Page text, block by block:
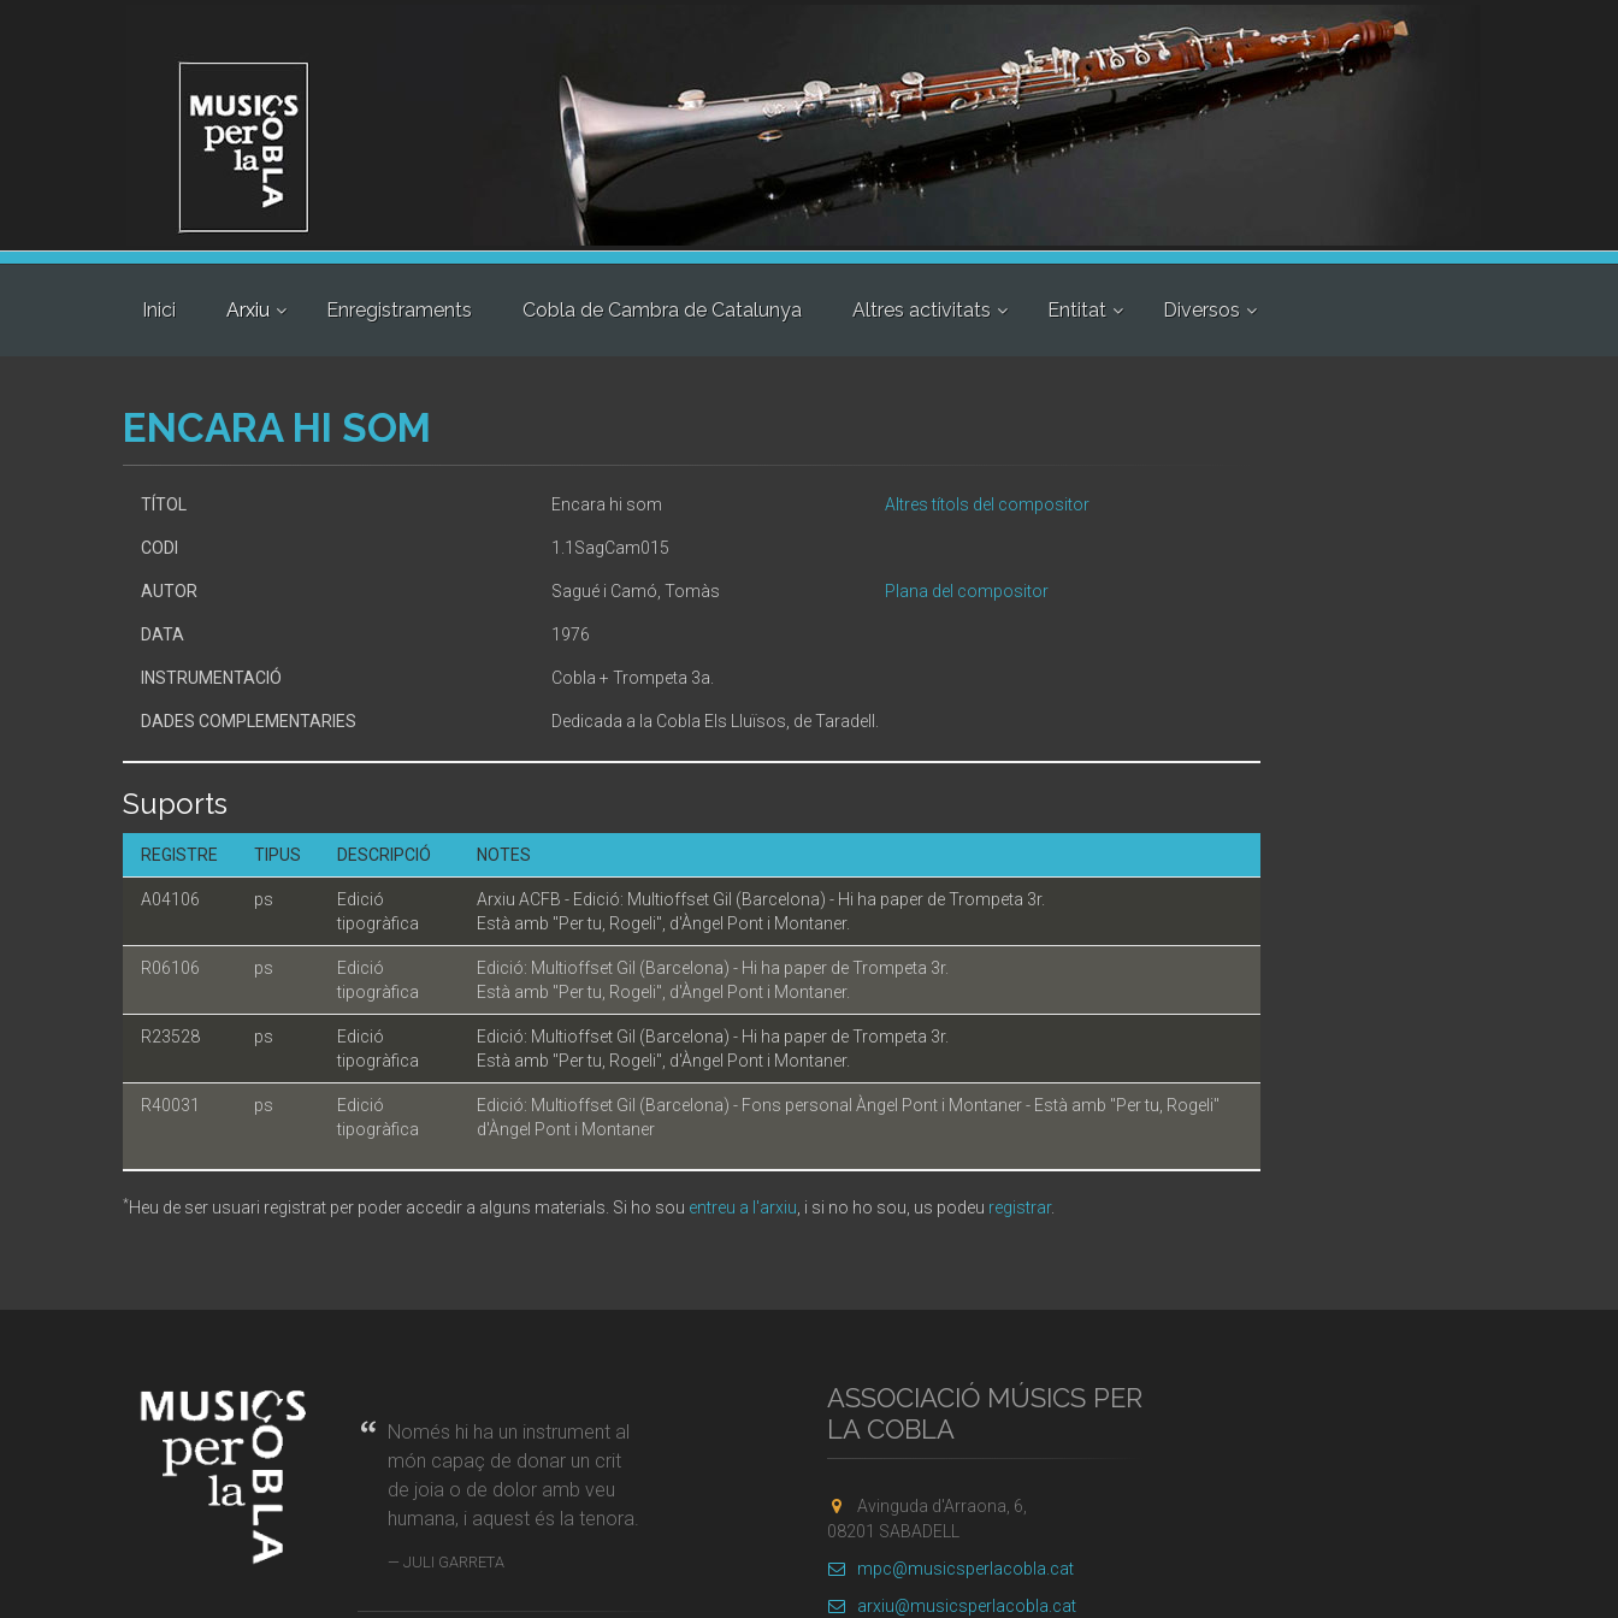
Inici Arxiu Enregistraments Cobla de Cambra de Catalunya Altres activitats Entitat Diversos
ENCARA HI SOM
TÍTOL Encara hi som Altres títols del compositor
CODI 1.1SagCam015
AUTOR Sagué i Camó, Tomàs Plana del compositor
DATA 1976
INSTRUMENTACIÓ Cobla + Trompeta 3a.
DADES COMPLEMENTARIES Dedicada a la Cobla Els Lluïsos, de Taradell.
Suports
REGISTRE TIPUS DESCRIPCIÓ NOTES
A04106 ps
Edició
tipogràfica
Arxiu ACFB - Edició: Multioffset Gil (Barcelona) - Hi ha paper de Trompeta 3r.
Està amb "Per tu, Rogeli", d'Àngel Pont i Montaner.
R06106 ps
Edició
tipogràfica
Edició: Multioffset Gil (Barcelona) - Hi ha paper de Trompeta 3r.
Està amb "Per tu, Rogeli", d'Àngel Pont i Montaner.
R23528 ps
Edició
tipogràfica
Edició: Multioffset Gil (Barcelona) - Hi ha paper de Trompeta 3r.
Està amb "Per tu, Rogeli", d'Àngel Pont i Montaner.
R40031 ps
Edició
tipogràfica
Edició: Multioffset Gil (Barcelona) - Fons personal Àngel Pont i Montaner - Està amb "Per tu, Rogeli"
d'Àngel Pont i Montaner
*Heu de ser usuari registrat per poder accedir a alguns materials. Si ho sou entreu a l'arxiu , i si no ho sou, us podeu registrar.
Només hi ha un instrument al
món capaç de donar un crit
de joia o de dolor amb veu
humana, i aquest és la tenora.
JULI GARRETA
ASSOCIACIÓ MÚSICS PER
LA COBLA
Avinguda d'Arraona, 6,
08201 SABADELL
mpc@musicsperlacobla.cat
arxiu@musicsperlacobla.cat